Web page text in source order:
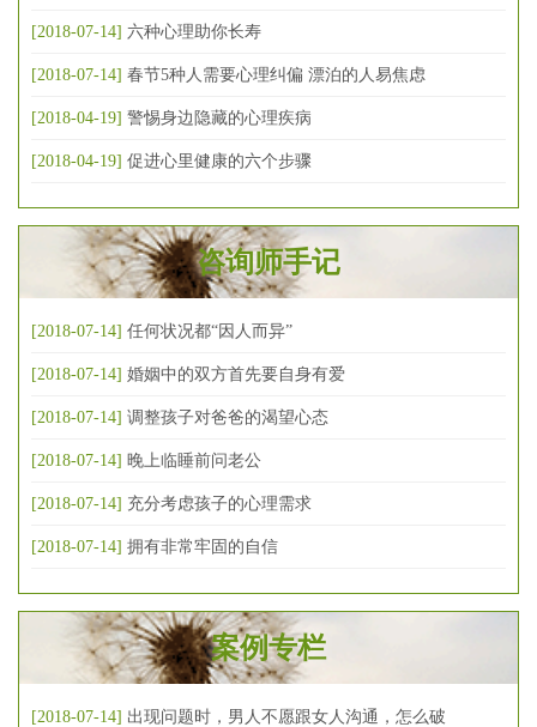
[2018-07-14] 六种心理助你长寿
[2018-07-14] 春节5种人需要心理纠偏 漂泊的人易焦虑
[2018-04-19] 警惕身边隐藏的心理疾病
[2018-04-19] 促进心里健康的六个步骤
咨询师手记
[2018-07-14] 任何状况都“因人而异”
[2018-07-14] 婚姻中的双方首先要自身有爱
[2018-07-14] 调整孩子对爸爸的渴望心态
[2018-07-14] 晚上临睡前问老公
[2018-07-14] 充分考虑孩子的心理需求
[2018-07-14] 拥有非常牢固的自信
案例专栏
[2018-07-14] 出现问题时，男人不愿跟女人沟通，怎么破